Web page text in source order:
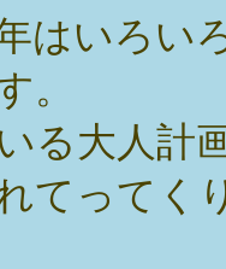
はいろい
。
る大人計
てってく